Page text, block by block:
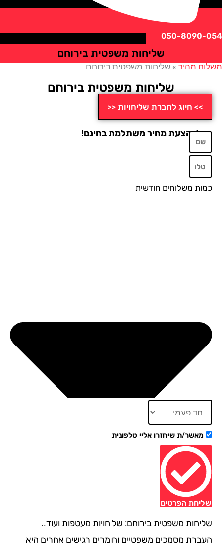
050-
שליחות משפטית בירוחם
מהיר »שליחות משפטית בירוחם
שליחות משפטית בירוחם
>> חיוג לחברת שליחויות <<
הצעת מחיר משתלמת בחינם!
משלוחים חודשית
מאשר/ת שיחזרו אליי טלפונית.
הפרטים
משפטית בירוחם: שליחויות מעטפות ועוד..
מסמכים משפטיים וחומרים רגישים אחרים היא